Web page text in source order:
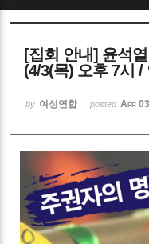
[집회 안내] 윤석
(4/3(목) 오후 7시
by 여성연합 posted Apr